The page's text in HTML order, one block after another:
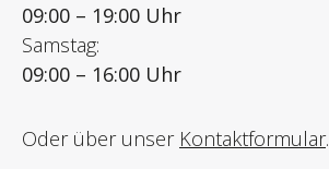
09:00 – 19:00 Uhr
Samstag:
09:00 – 16:00 Uhr
Oder über unser Kontaktformular.